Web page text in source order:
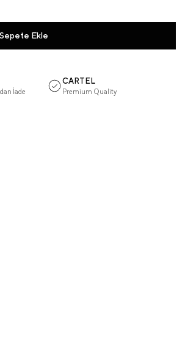
Sepete Ekle
İade
CARTEL
Premium Quality